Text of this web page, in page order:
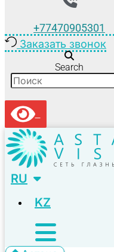
+77470905301
Заказать звонок
Search
RU
KZ